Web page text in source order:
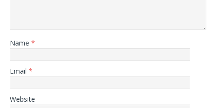
Name *
Email *
Website